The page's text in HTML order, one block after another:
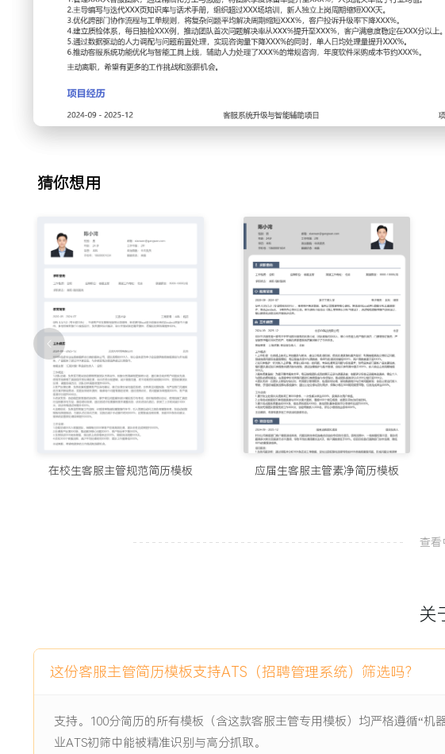
案，将团队核心人员季度保留率提升至XXX%。
2.培训带教：针对新人上手慢和常见问题解答不统一的问题，编写产品知识库与
手册；每月组织两次专题培训与案例复盘会，通过情景模拟和通关考核，使新人
周期缩短XXX天，团队整体服务评分提升
X.X分。
术、物流与客服的对接人与响应时限；在工单系统中设置自动升级与超时提醒规
决率、客户满意度等多维度生成质检报告；针对共性问题点进行一对一辅导，推
5.数据分析：每日监控并分析客服数据看板，包括咨询量、响应时长、满意率等
标；通过定位高峰时段与高频问题，提前调配人力并同步给产品部门优化商品详
得咨询量环比下降XXX%，人效提升XXX%。
6.系统维护：作为客服系统的主要对接人，收集一线使用痛点并提报优化需求，
语优化、客户信息集成等；参与新客服工具（如智能客服机器人）的选型测试与
训，推动机器人解决率覆盖了XXX%的常规问题。
工作业绩：
1.管理XXX人客服团队，通过精细化分工与激励，将团队季度保留率提升至
失率低于行业均值。
2.主导编写与迭代XXX页知识库与话术手册，组织超过XXX场培训，新人独立上
短XXX天。
3.优化跨部门协作流程与工单规则，将复杂问题平均解决周期缩短XXX%，客户
5.通过数据驱动的人力调配与问题前置处理，实现咨询量下降XXX%的同时，单
2024-09 - 2025-12 客服系统升级与智能辅助项目
公司原有的客服系统功能分散，网页聊天、电话系统和工单系统数据不通，客服
猜你想用
在校生客服主管规范简历模板 应届生客服主管素净简历模板
查看
关
这份客服主管简历模板支持ATS（招聘管理系统）筛选吗？
支持。100分简历的所有模板（含这款客服主管专用模板）均严格遵循“
业ATS初筛中能被精准识别与高分抓取。